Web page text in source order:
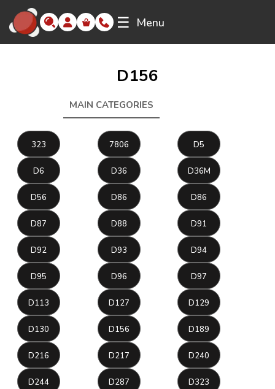
☰ Menu
D156
MAIN CATEGORIES
323 7806 D5
D6 D36 D36M
D56 D86 D86
D87 D88 D91
D92 D93 D94
D95 D96 D97
D113 D127 D129
D130 D156 D189
D216 D217 D240
D244 D287 D323